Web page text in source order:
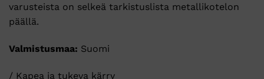
varusteista on selkeä tarkistuslista metallikotelon
päällä.
Valmistusmaa: Suomi
/ Kapea ja tukeva kärry